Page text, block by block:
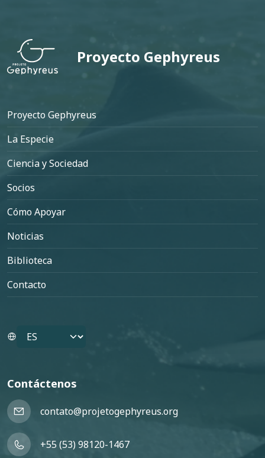
Proyecto Gephyreus
Pie de página
Proyecto Gephyreus
La Especie
Ciencia y Sociedad
Socios
Cómo Apoyar
Noticias
Biblioteca
Contacto
Select your language
Contáctenos
contato@projetogephyreus.org
+55 (53) 98120-1467